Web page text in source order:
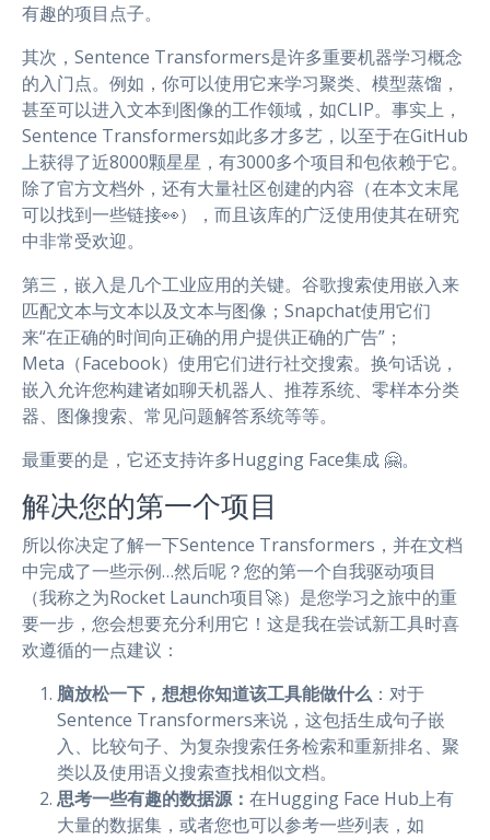
有趣的项目点子。
其次，Sentence Transformers是许多重要机器学习概念
的入门点。例如，你可以使用它来学习聚类、模型蒸馏，
甚至可以进入文本到图像的工作领域，如CLIP。事实上，
Sentence Transformers如此多才多艺，以至于在GitHub
上获得了近8000颗星星，有3000多个项目和包依赖于它。
除了官方文档外，还有大量社区创建的内容（在本文末尾
可以找到一些链接👀），而且该库的广泛使用使其在研究
中非常受欢迎。
第三，嵌入是几个工业应用的关键。谷歌搜索使用嵌入来
匹配文本与文本以及文本与图像；Snapchat使用它们
来“在正确的时间向正确的用户提供正确的广告”；
Meta（Facebook）使用它们进行社交搜索。换句话说，
嵌入允许您构建诸如聊天机器人、推荐系统、零样本分类
器、图像搜索、常见问题解答系统等等。
最重要的是，它还支持许多Hugging Face集成 🤗。
解决您的第一个项目
所以你决定了解一下Sentence Transformers，并在文档
中完成了一些示例…然后呢？您的第一个自我驱动项目
（我称之为Rocket Launch项目🚀）是您学习之旅中的重
要一步，您会想要充分利用它！这是我在尝试新工具时喜
欢遵循的一点建议：
脑放松一下，想想你知道该工具能做什么 ：对于
Sentence Transformers来说，这包括生成句子嵌
入、比较句子、为复杂搜索任务检索和重新排名、聚
类以及使用语义搜索查找相似文档。
思考一些有趣的数据源： 在Hugging Face Hub上有
大量的数据集，或者您也可以参考一些列表，如